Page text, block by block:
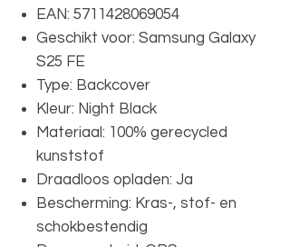
EAN: 5711428069054
Geschikt voor: Samsung Galaxy
S25 FE
Type: Backcover
Kleur: Night Black
Materiaal: 100% gerecycled
kunststof
Draadloos opladen: Ja
Bescherming: Kras-, stof- en
schokbestendig